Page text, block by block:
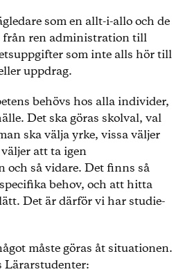
som en allt-i-allo och de
från ren administration till
som inte alls hör till
uppdrag.
behövs hos alla individer,
Det ska göras skolval, val
ska välja yrke, vissa väljer
att ta igen
och så vidare. Det finns så
behov, och att hitta
Det är därför vi har studie-
måste göras åt situationen.
Lärarstudenter: